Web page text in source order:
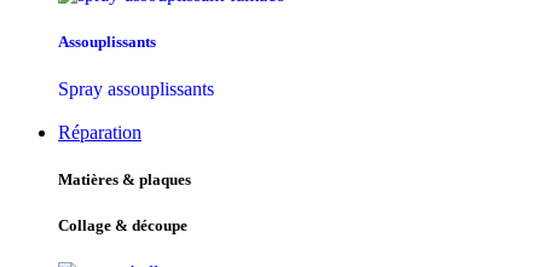
Assouplissants
Spray assouplissants
Réparation
Matières & plaques
Collage & découpe